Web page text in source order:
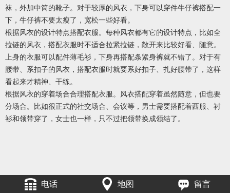
袜，外加中筒的靴子。对于较厚的风衣，下身可以穿件牛仔裤搭配一
下，牛仔裤不要太瘦了，宽松一些好看。
根据风衣的设计特点搭配衣服。每种风衣都有它的设计特点，比如全
拉链的风衣，搭配衣服时不适合拉紧拉链，敞开来比较好看、随意。
上身的衣服可以配件薄毛衫，下身再搭配条紧身裤就不错了。对于有
腰带、系扣子的风衣，搭配衣服时就要系好扣子、扎好腰带了，这样
看起来才精神、干练。
根据风衣的穿着场合合理搭配衣服。风衣搭配穿着虽然随意，但也要
分场合。比如很正式的社交场合、会议等，男士需要搭配着西服、衬
衫和领带穿了，女士也一样，只不过把领带换成领结了。
电话 地图 留言